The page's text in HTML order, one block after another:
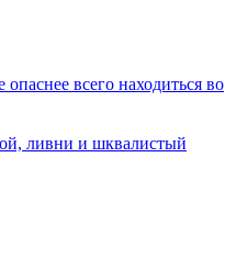
всего находиться во
ливни и шквалистый